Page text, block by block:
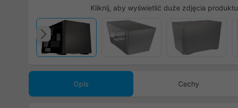
Kliknij, aby wyświetlić duże zdjęcia produktu
Poprzedni
Opis Cechy